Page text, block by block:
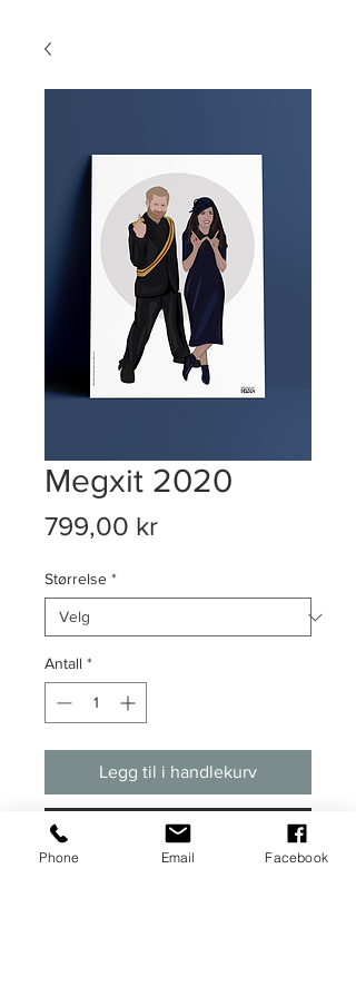
Megxit 2020
799,00 krPris
Størrelse *
Antall *
Legg til i handlekurv
Kjøp nå
Phone Email Facebook